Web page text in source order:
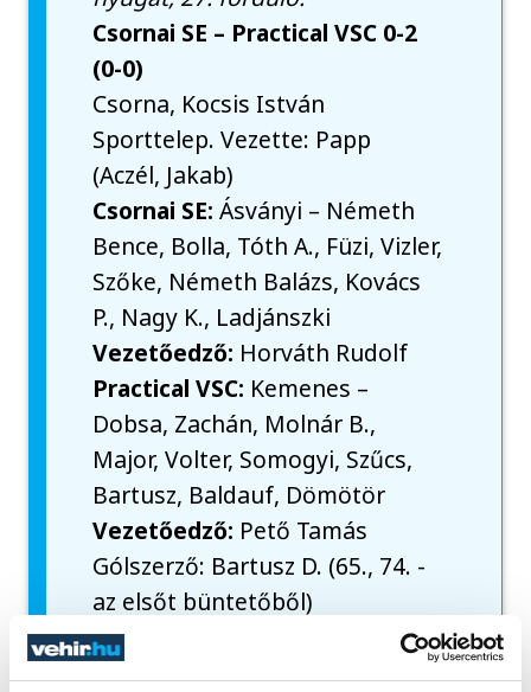
Csornai SE – Practical VSC 0-2
(0-0)
Csorna, Kocsis István
Sporttelep. Vezette: Papp
(Aczél, Jakab)
Csornai SE:Ásványi – Németh
Bence, Bolla, Tóth A., Füzi, Vizler,
Szőke, Németh Balázs, Kovács
P., Nagy K., Ladjánszki
Vezetőedző: Horváth Rudolf
Practical VSC: Kemenes –
Dobsa, Zachán, Molnár B.,
Major, Volter, Somogyi, Szűcs,
Bartusz, Baldauf, Dömötör
Vezetőedző: Pető Tamás
Gólszerző: Bartusz D. (65., 74. -
az elsőt büntetőből)